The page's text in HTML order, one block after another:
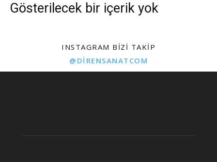
Gösterilecek bir içerik yok
INSTAGRAM BIZI TAKIP
@DIRENSANATCOM